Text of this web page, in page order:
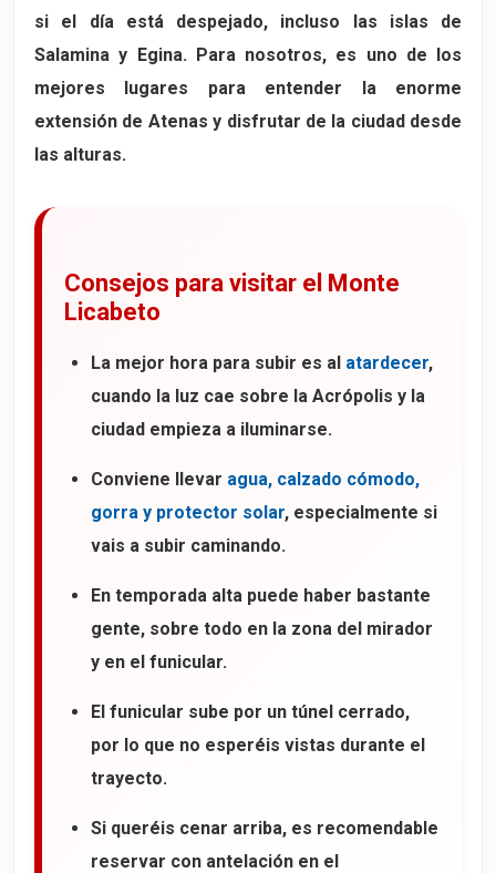
si el día está despejado, incluso las islas de
Salamina y Egina. Para nosotros, es uno de los
mejores lugares para entender la enorme
extensión de Atenas y disfrutar de la ciudad desde
las alturas.
Consejos para visitar el Monte
Licabeto
La mejor hora para subir es al atardecer,
cuando la luz cae sobre la Acrópolis y la
ciudad empieza a iluminarse.
Conviene llevar agua, calzado cómodo,
gorra y protector solar, especialmente si
vais a subir caminando.
En temporada alta puede haber bastante
gente, sobre todo en la zona del mirador
y en el funicular.
El funicular sube por un túnel cerrado,
por lo que no esperéis vistas durante el
trayecto.
Si queréis cenar arriba, es recomendable
reservar con antelación en el